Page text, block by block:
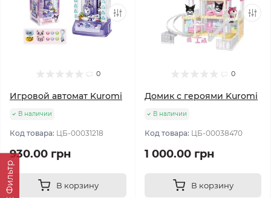
Фильтр
0
Игровой автомат Kuromi
В наличии
Код товара: ЦБ-00031218
930.00 грн
В корзину
0
Домик с героями Kuromi
В наличии
Код товара: ЦБ-00038470
1 000.00 грн
В корзину